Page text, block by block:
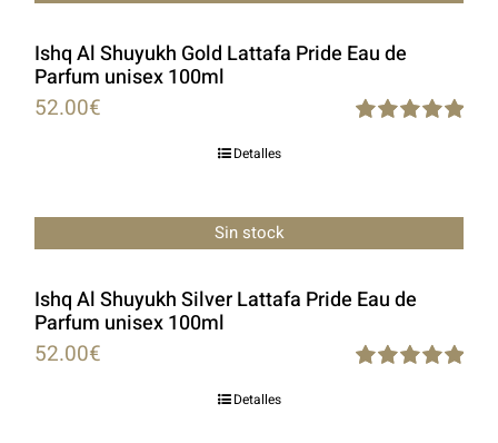
Ishq Al Shuyukh Gold Lattafa Pride Eau de
Parfum unisex 100ml
52.00€
Detalles
Sin stock
Ishq Al Shuyukh Silver Lattafa Pride Eau de
Parfum unisex 100ml
52.00€
Detalles